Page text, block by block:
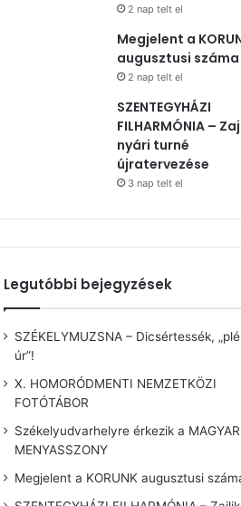
2 nap telt el
Megjelent a
augusztusi száma
2 nap telt el
SZENTEGYHÁZI
FILHARMÓNIA –
nyári turné
újratervezése
3 nap telt el
Legutóbbi bejegyzések
SZÉKELYMUZSNA – Dicsértessék,
úr”!
X. HOMORÓDMENTI NEMZETKÖZI
FOTÓTÁBOR
Székelyudvarhelyre érkezik a MAGYAR
MENYASSZONY
Megjelent a KORUNK augusztusi